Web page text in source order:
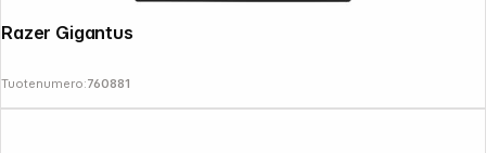
Razer Gigantus V2 3XL
Tuotenumero:760881